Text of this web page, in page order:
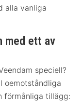
alla vanliga
med ett av
speciell?
oemotståndliga
förmånliga tillägg: